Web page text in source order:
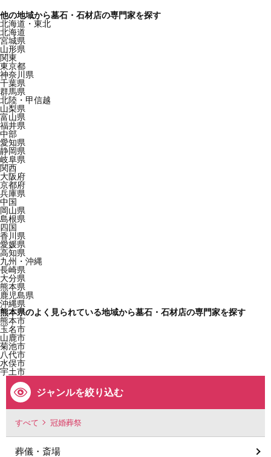
他の地域から墓石・石材店の専門家を探す
北海道・東北
北海道
宮城県
山形県
関東
東京都
神奈川県
千葉県
群馬県
北陸・甲信越
山梨県
富山県
福井県
中部
愛知県
静岡県
岐阜県
関西
大阪府
京都府
兵庫県
中国
岡山県
島根県
四国
香川県
愛媛県
高知県
九州・沖縄
長崎県
大分県
熊本県
鹿児島県
沖縄県
熊本県のよく見られている地域から墓石・石材店の専門家を探す
熊本市
玉名市
山鹿市
菊池市
八代市
水俣市
宇土市
ジャンルを絞り込む
すべて 冠婚葬祭
葬儀・斎場